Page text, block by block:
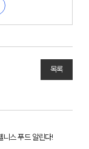
목록
니스 푸드 알린다!